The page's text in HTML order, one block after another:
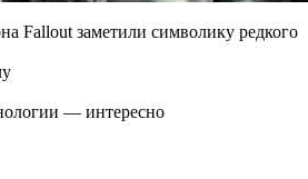
Fallout заметили символику редкого
— интересно